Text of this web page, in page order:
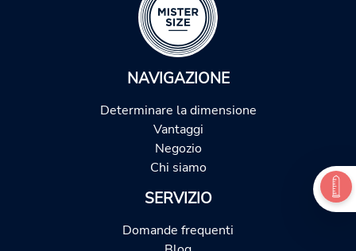
NAVIGAZIONE
Determinare la dimensione
Vantaggi
Negozio
Chi siamo
SERVIZIO
Domande frequenti